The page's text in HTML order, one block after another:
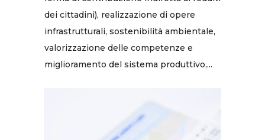
dei cittadini), realizzazione di opere
infrastrutturali, sostenibilità ambientale,
valorizzazione delle competenze e
miglioramento del sistema produttivo,...